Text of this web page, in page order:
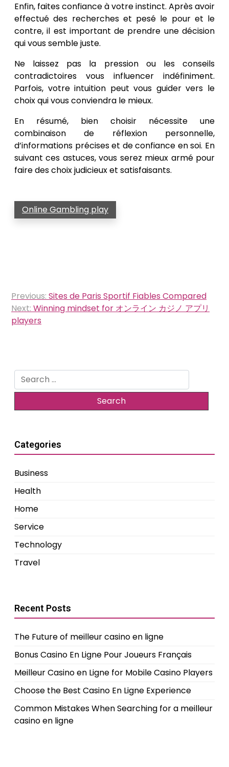
Enfin, faites confiance à votre instinct. Après avoir
effectué des recherches et pesé le pour et le
contre, il est important de prendre une décision
qui vous semble juste.
Ne laissez pas la pression ou les conseils
contradictoires vous influencer indéfiniment.
Parfois, votre intuition peut vous guider vers le
choix qui vous conviendra le mieux.
En résumé, bien choisir nécessite une
combinaison de réflexion personnelle,
d’informations précises et de confiance en soi. En
suivant ces astuces, vous serez mieux armé pour
faire des choix judicieux et satisfaisants.
Online Gambling play
Post
navigation
Previous: Sites de Paris Sportif Fiables Compared
Next: Winning mindset for オンライン カジノ アプリ
players
Search
for:
Categories
Business
Health
Home
Service
Technology
Travel
Recent Posts
The Future of meilleur casino en ligne
Bonus Casino En Ligne Pour Joueurs Français
Meilleur Casino en Ligne for Mobile Casino Players
Choose the Best Casino En Ligne Experience
Common Mistakes When Searching for a meilleur
casino en ligne